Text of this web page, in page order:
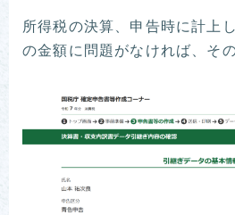
所得税の決算、申告時に計上
の金額に問題がなければ、そ